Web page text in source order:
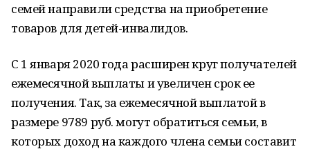
семей направили средства на приобретение
товаров для детей-инвалидов.
С 1 января 2020 года расширен круг получателей
ежемесячной выплаты и увеличен срок ее
получения. Так, за ежемесячной выплатой в
размере 9789 руб. могут обратиться семьи, в
которых доход на каждого члена семьи составит